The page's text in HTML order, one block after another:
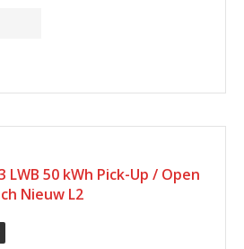
LWB 50 kWh Pick-Up / Open
Nieuw L2